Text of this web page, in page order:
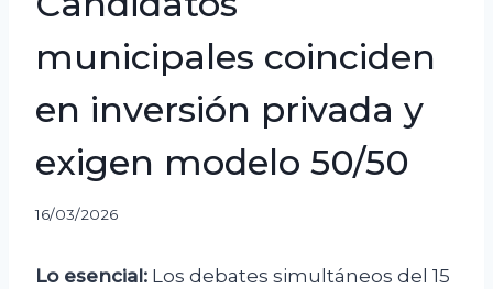
municipales coinciden
en inversión privada y
exigen modelo 50/50
16/03/2026
Lo esencial: Los debates simultáneos del 15